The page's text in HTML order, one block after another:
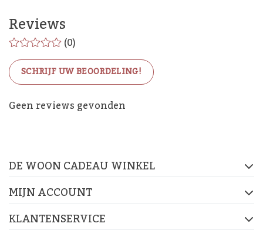
Reviews
(0)
SCHRIJF UW BEOORDELING!
Geen reviews gevonden
De Woon Cadeau Winkel
DE WOON CADEAU WINKEL
MIJN ACCOUNT
KLANTENSERVICE